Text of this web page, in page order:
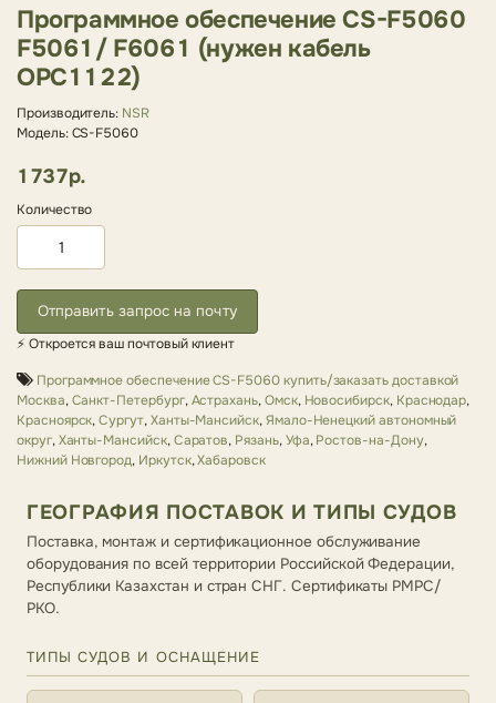
Программное обеспечение CS-F5060
F5061/ F6061 (нужен кабель
OPC1122)
Производитель: NSR
Модель: CS-F5060
1737р.
Количество
Отправить запрос на почту
⚡ Откроется ваш почтовый клиент
Программное обеспечение CS-F5060 купить/заказать доставкой
Москва,Санкт-Петербург,Астрахань,Омск, Новосибирск, Краснодар,
Красноярск,Сургут,Ханты-Мансийск,Ямало-Ненецкий автономный
округ,Ханты-Мансийск,Саратов, Рязань,Уфа,Ростов-на-Дону,
Нижний Новгород, Иркутск,Хабаровск
ГЕОГРАФИЯ ПОСТАВОК И ТИПЫ СУДОВ
Поставка, монтаж и сертификационное обслуживание
оборудования по всей территории Российской Федерации,
Республики Казахстан и стран СНГ. Сертификаты РМРС/
РКО.
ТИПЫ СУДОВ И ОСНАЩЕНИЕ